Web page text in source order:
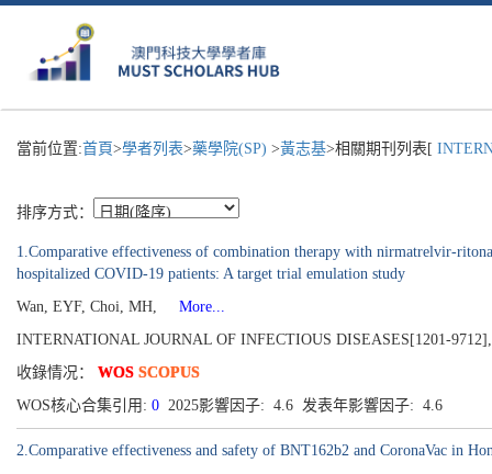
當前位置:首頁>學者列表>藥學院(SP) >黃志基>相關期刊列表[
排序方式：
1.Comparative effectiveness of combination therapy with nirmatrelvir-
hospitalized COVID-19 patients: A target trial emulation study
Wan, EYF, Choi, MH,
More...
INTERNATIONAL JOURNAL OF INFECTIOUS DISEASES[1201-9712],
收錄情况： WOS SCOPUS
WOS核心合集引用: 0 2025影響因子: 4.6 发表年影響因子: 4.6
2.Comparative effectiveness and safety of BNT162b2 and CoronaVac in